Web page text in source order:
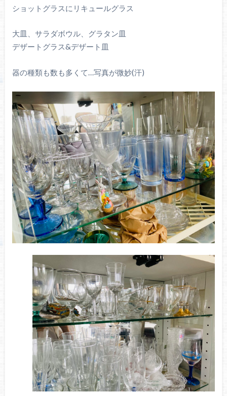
ショットグラスにリキュールグラス
大皿、サラダボウル、グラタン皿
デザートグラス&デザート皿
器の種類も数も多くて…写真が微妙(汗)